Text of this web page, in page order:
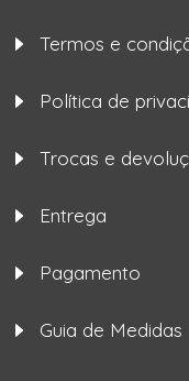
Termos e
Política de
Trocas e
Entrega
Pagamento
Guia de Medidas